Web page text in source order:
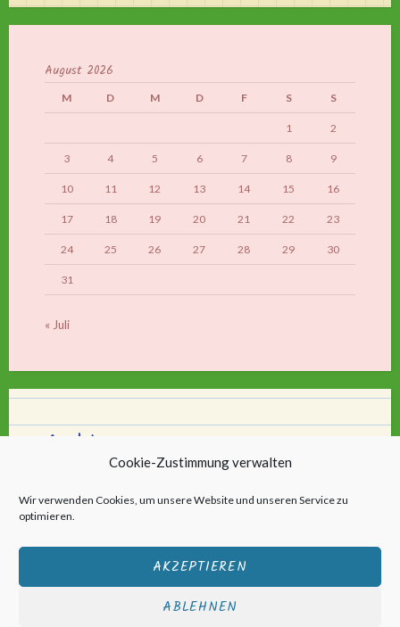
Cookie-Zustimmung verwalten
Wir verwenden Cookies, um unsere Website und unseren Service zu
optimieren.
AKZEPTIEREN
ABLEHNEN
August 2026
M D M D F S S
1 2
3 4 5 6 7 8 9
10 11 12 13 14 15 16
17 18 19 20 21 22 23
24 25 26 27 28 29 30
31
« Juli
Archiv